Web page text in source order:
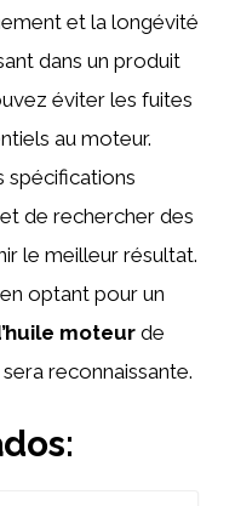
et la longévité
dans un produit
éviter les fuites
au moteur.
spécifications
de rechercher des
le meilleur résultat.
optant pour un
moteurde
reconnaissante.